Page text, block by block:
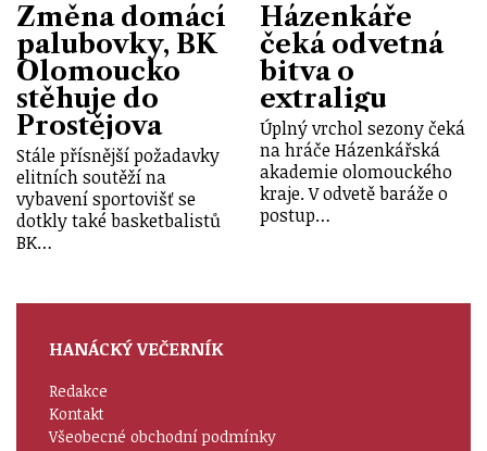
Změna domácí
palubovky, BK
Olomoucko
stěhuje do
Prostějova
Stále přísnější požadavky
elitních soutěží na
vybavení sportovišť se
dotkly také basketbalistů
BK…
Házenkáře
čeká odvetná
bitva o
extraligu
Úplný vrchol sezony čeká
na hráče Házenkářská
akademie olomouckého
kraje. V odvetě baráže o
postup…
HANÁCKÝ VEČERNÍK
Redakce
Kontakt
Všeobecné obchodní podmínky